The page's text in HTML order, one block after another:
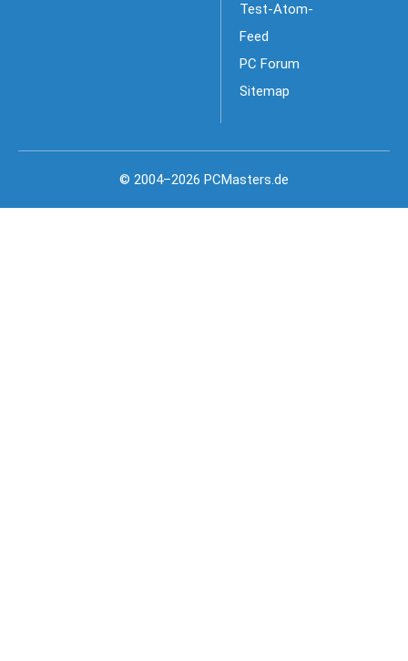
Test-Atom-
Feed
PC Forum
Sitemap
© 2004–2026 PCMasters.de